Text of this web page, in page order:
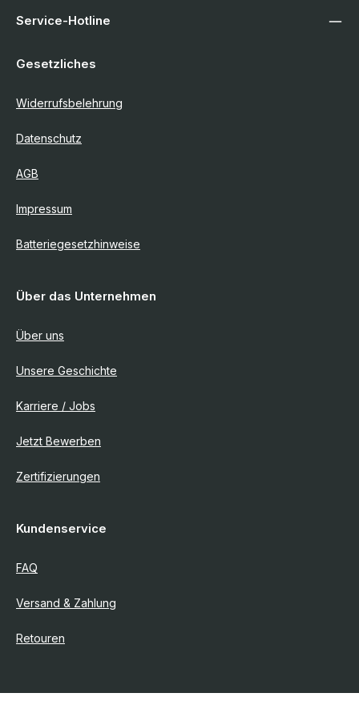
Service-Hotline
Gesetzliches
Widerrufsbelehrung
Datenschutz
AGB
Impressum
Batteriegesetzhinweise
Über das Unternehmen
Über uns
Unsere Geschichte
Karriere / Jobs
Jetzt Bewerben
Zertifizierungen
Kundenservice
FAQ
Versand & Zahlung
Retouren